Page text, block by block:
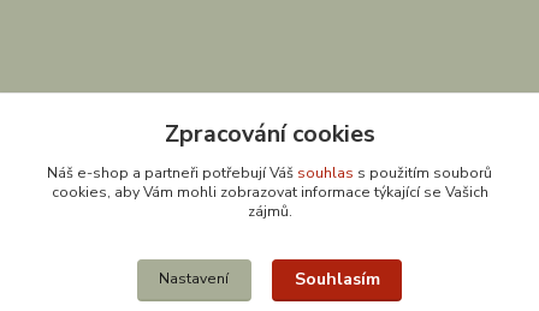
Zpracování cookies
Náš e-shop a partneři potřebují Váš souhlas s použitím souborů
cookies, aby Vám mohli zobrazovat informace týkající se Vašich
zájmů.
Nastavení Souhlasím